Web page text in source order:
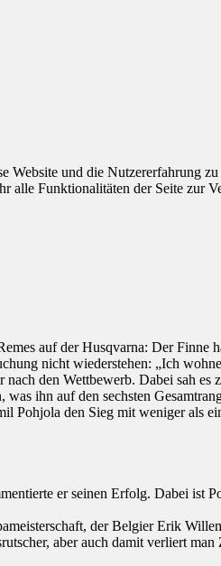
auf der Husqvarna: Der Finne
nicht wiederstehen: „Ich
den Wettbewerb. Dabei sah es
ihn auf den sechsten
Pohjola den Sieg mit weniger als
er seinen Erfolg. Dabei ist
der Belgier Erik
aber auch damit verliert
Website und die Nutzererfahrung
alle Funktionalitäten der Seite zur